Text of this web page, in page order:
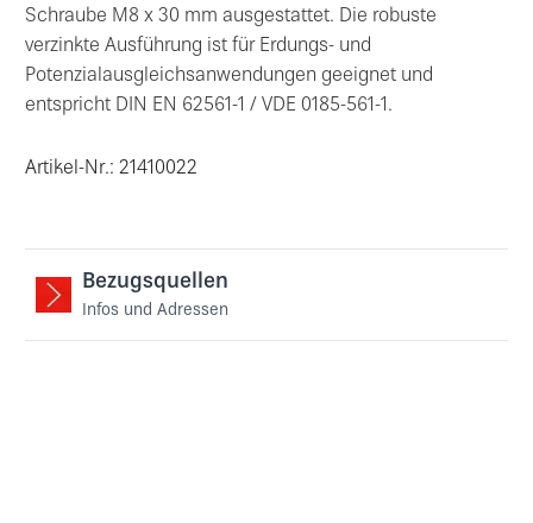
Schraube M8 x 30 mm ausgestattet. Die robuste
verzinkte Ausführung ist für Erdungs- und
Potenzialausgleichsanwendungen geeignet und
entspricht DIN EN 62561-1 / VDE 0185-561-1.
Artikel-Nr.: 21410022
Bezugsquellen
Infos und Adressen